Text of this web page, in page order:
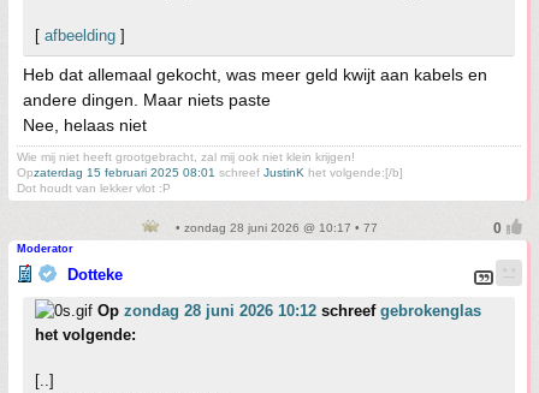
[ afbeelding ]
Heb dat allemaal gekocht, was meer geld kwijt aan kabels en
andere dingen. Maar niets paste
Nee, helaas niet
Wie mij niet heeft grootgebracht, zal mij ook niet klein krijgen!
Opzaterdag 15 februari 2025 08:01 schreef JustinK het volgende:[/b]
Dot houdt van lekker vlot :P
• zondag 28 juni 2026 @ 10:17 • 77
Moderator
Dotteke
Op zondag 28 juni 2026 10:12 schreef gebrokenglas
het volgende:
[..]